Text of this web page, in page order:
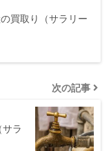
買取り（サラリー
次の記事
サラ